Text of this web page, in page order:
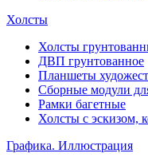
Холсты
Холсты
ДВП грунтованное
Планшеты
Сборные модули
Рамки багетные
Холсты c эскизом,
Графика. Иллюстрация